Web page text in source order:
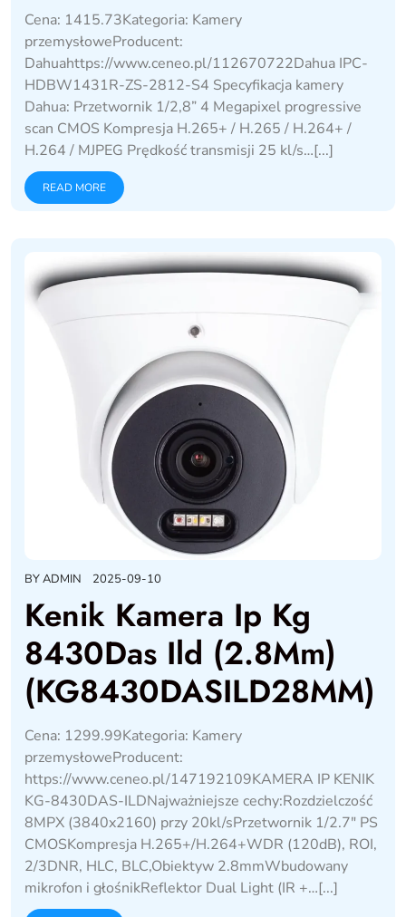
Cena: 1415.73Kategoria: Kamery
przemysłoweProducent:
Dahuahttps://www.ceneo.pl/112670722Dahua IPC-
HDBW1431R-ZS-2812-S4 Specyfikacja kamery
Dahua: Przetwornik 1/2,8” 4 Megapixel progressive
scan CMOS Kompresja H.265+ / H.265 / H.264+ /
H.264 / MJPEG Prędkość transmisji 25 kl/s…[...]
READ MORE
BYADMIN 2025-09-10
Kenik Kamera Ip Kg
8430Das Ild (2.8Mm)
(KG8430DASILD28MM)
Cena: 1299.99Kategoria: Kamery
przemysłoweProducent:
https://www.ceneo.pl/147192109KAMERA IP KENIK
KG-8430DAS-ILDNajważniejsze cechy:Rozdzielczość
8MPX (3840x2160) przy 20kl/sPrzetwornik 1/2.7" PS
CMOSKompresja H.265+/H.264+WDR (120dB), ROI,
2/3DNR, HLC, BLC,Obiektyw 2.8mmWbudowany
mikrofon i głośnikReflektor Dual Light (IR +…[...]